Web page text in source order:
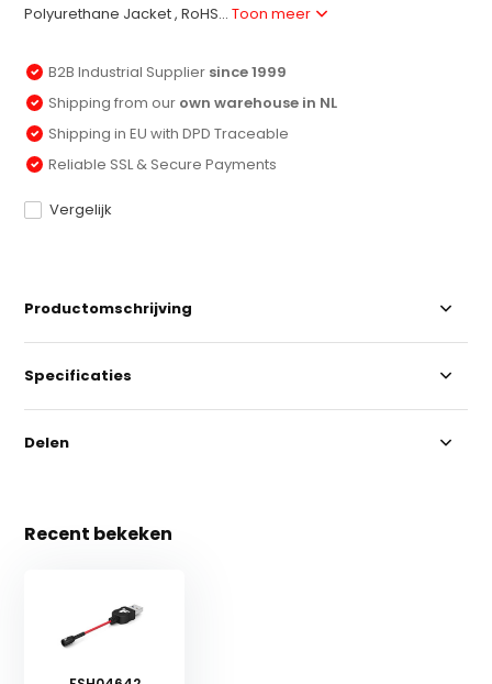
Polyurethane Jacket , RoHS...Toon meer
B2B Industrial Supplier since 1999
Shipping from our own warehouse in NL
Shipping in EU with DPD Traceable
Reliable SSL & Secure Payments
Vergelijk
Productomschrijving
Specificaties
Delen
Recent bekeken